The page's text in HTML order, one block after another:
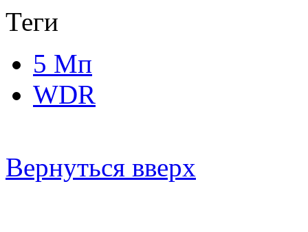
Теги
5 Мп
WDR
Вернуться вверх